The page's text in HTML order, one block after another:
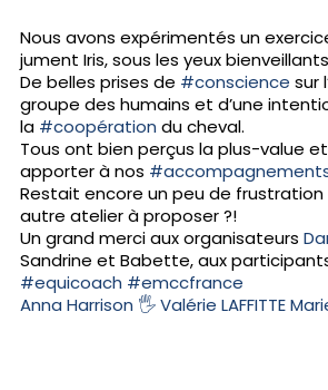
Nous avons expérimentés un
jument Iris, sous les yeux
De belles prises de #conscience sur
groupe des humains et d’une
la #coopération du cheval.
Tous ont bien perçus la plus-value
apporter à nos
Restait encore un peu de
autre atelier à proposer ?!
Un grand merci aux organisateurs
Sandrine et Babette, aux
#equicoach #emccfrance
Anna Harrison 🖐 Valérie LAFFITTE